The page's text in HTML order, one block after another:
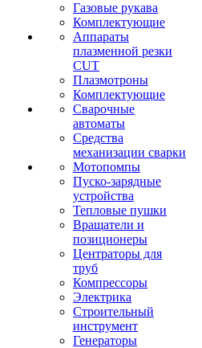
Газовые рукава
Комплектующие
Аппараты
плазменной резки
CUT
Плазмотроны
Комплектующие
Сварочные
автоматы
Средства
механизации сварки
Мотопомпы
Пуско-зарядные
устройства
Тепловые пушки
Вращатели и
позиционеры
Центраторы для
труб
Компрессоры
Электрика
Строительный
инструмент
Генераторы